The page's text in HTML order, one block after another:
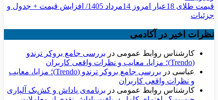
قیمت طلای 18عیار امروز 14مرداد 1405/ افزایش قیمت + جدول و
جزئیات
نظرات اخیر در آکادمی
کارشناس روابط عمومی در بررسی جامع بروکر ترندو
(Trendo)؛ مزایا، معایب و نظرات واقعی کاربران
عباسی در
بررسی جامع بروکر ترندو (Trendo)؛ مزایا، معایب
و نظرات واقعی کاربران
کارشناس روابط عمومی در برنامه‌ی پاداش و کش‌بک آلپاری